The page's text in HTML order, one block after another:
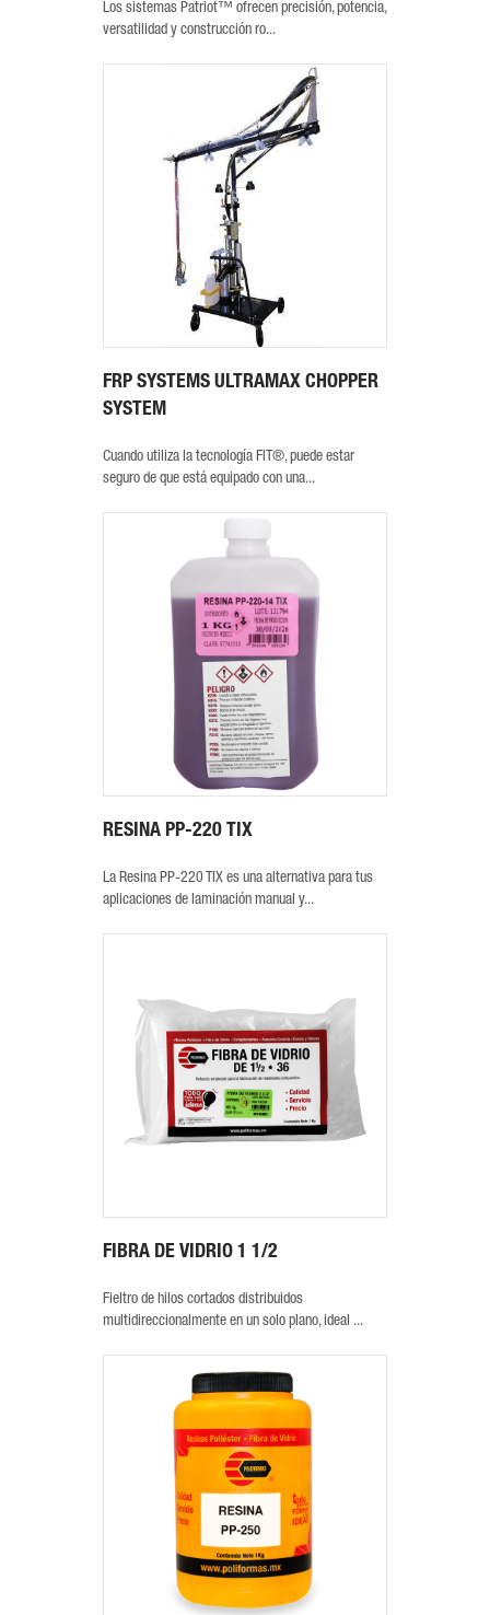
Los sistemas Patriot™ ofrecen precisión, potencia,
versatilidad y construcción ro...
FRP SYSTEMS ULTRAMAX CHOPPER
SYSTEM
Cuando utiliza la tecnología FIT®, puede estar
seguro de que está equipado con una...
RESINA PP-220 TIX
La Resina PP-220 TIX es una alternativa para tus
aplicaciones de laminación manual y...
FIBRA DE VIDRIO 1 1/2
Fieltro de hilos cortados distribuidos
multidireccionalmente en un solo plano, ideal ...